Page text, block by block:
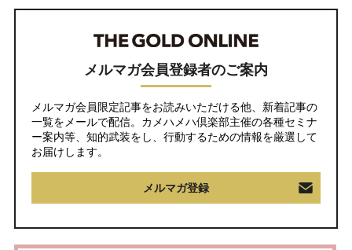
メルマガ会員登録者のご案内
メルマガ会員限定記事をお読みいただける他、新着記事の
一覧をメールで配信。カメハメハ倶楽部主催の各種セミナ
ー案内等、知的武装をし、行動するための情報を厳選して
お届けします。
メルマガ登録